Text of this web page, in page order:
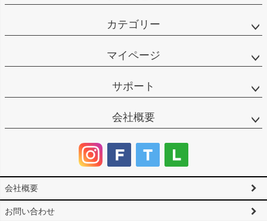
カテゴリー
マイページ
サポート
会社概要
会社概要
お問い合わせ